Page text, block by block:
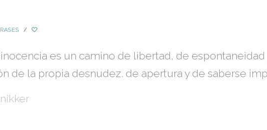
/
es un camino de libertad, de espontaneidad
de la propia desnudez. de apertura y de saberse